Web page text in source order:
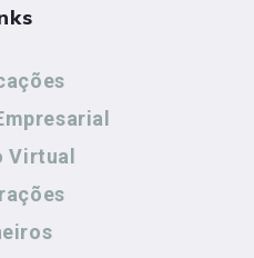
Virtual